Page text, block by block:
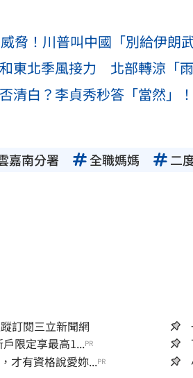
脅！川普叫中國「別給伊
東北季風接力 北部轉涼「
清白？李貞秀秒答「當然」
嘉南分署 全職媽媽 二
訂閱三立新聞網
限定享最高1...PR
才有資格說愛妳...PR